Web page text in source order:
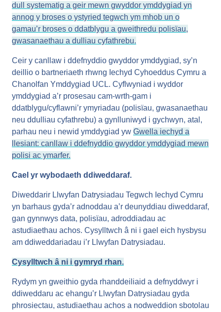
dull systematig a geir mewn gwyddor ymddygiad yn
annog y broses o ystyried tegwch ym mhob un o
gamau’r broses o ddatblygu a gweithredu polisïau,
gwasanaethau a dulliau cyfathrebu.
Ceir y canllaw i ddefnyddio gwyddor ymddygiad, sy’n
deillio o bartneriaeth rhwng Iechyd Cyhoeddus Cymru a
Chanolfan Ymddygiad UCL. Cyflwyniad i wyddor
ymddygiad a’r prosesau cam-wrth-gam i
ddatblygu/cyflawni’r ymyriadau (polisïau, gwasanaethau
neu ddulliau cyfathrebu) a gynlluniwyd i gychwyn, atal,
parhau neu i newid ymddygiad yw Gwella iechyd a
llesiant: canllaw i ddefnyddio gwyddor ymddygiad mewn
polisi ac ymarfer.
Cael yr wybodaeth ddiweddaraf.
Diweddarir Llwyfan Datrysiadau Tegwch Iechyd Cymru
yn barhaus gyda’r adnoddau a’r deunyddiau diweddaraf,
gan gynnwys data, polisïau, adroddiadau ac
astudiaethau achos. Cysylltwch â ni i gael eich hysbysu
am ddiweddariadau i’r Llwyfan Datrysiadau.
Cysylltwch â ni i gymryd rhan.
Rydym yn gweithio gyda rhanddeiliaid a defnyddwyr i
ddiweddaru ac ehangu’r Llwyfan Datrysiadau gyda
phrosiectau, astudiaethau achos a nodweddion sbotolau